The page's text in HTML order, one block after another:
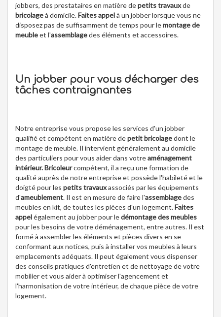
jobbers, des prestataires en matière depetits travauxde
bricolageà domicile.Faites appelà un jobber lorsque vous ne
disposez pas de suffisamment de temps pour lemontage de
meubleet l'assemblagedes éléments et accessoires.
Un jobber pour vous décharger des
tâches contraignantes
Notre entreprise vous propose les services d'un jobber
qualifié et compétent en matière depetit bricolagedont le
montage de meuble. Il intervient généralement au domicile
des particuliers pour vous aider dans votreaménagement
intérieur. Bricoleurcompétent, il a reçu une formation de
qualité auprès de notre entreprise et possède l'habileté et le
doigté pour les petits travauxassociés par les équipements
d'ameublement. Il est en mesure de faire l'assemblagedes
meubles en kit, de toutes les pièces d'un logement.Faites
appelégalement au jobber pour ledémontage des meubles
pour les besoins de votre déménagement, entre autres. Il est
formé à assembler les éléments et pièces divers en se
conformant aux notices, puis à installer vos meubles à leurs
emplacements adéquats. Il peut également vous dispenser
des conseils pratiques d'entretien et de nettoyage de votre
mobilier et vous aider à optimiser l'agencement et
l'harmonisation de votre intérieur, de chaque pièce de votre
logement.